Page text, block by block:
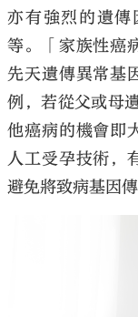
亦有強烈的遺
等。「家族性癌
先天遺傳異常基
例，若從父或母
他癌病的機會即
人工受孕技術，
避免將致病基因傳